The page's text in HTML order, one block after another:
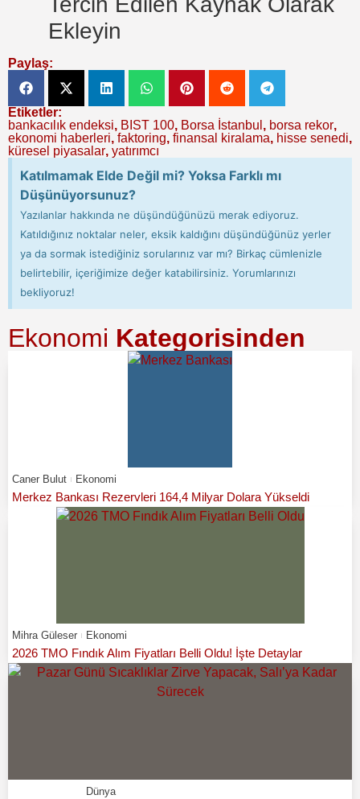
Ekleyin
Paylaş:
Etiketler:
bankacılık endeksi, BIST 100, Borsa İstanbul , borsa rekor,
ekonomi haberleri, faktoring, finansal kiralama, hisse senedi,
küresel piyasalar, yatırımcı
Katılmamak Elde Değil mi? Yoksa Farklı mı
Düşünüyorsunuz?
Yazılanlar hakkında ne düşündüğünüzü merak ediyoruz.
Katıldığınız noktalar neler, eksik kaldığını düşündüğünüz yerler
ya da sormak istediğiniz sorularınız var mı? Birkaç cümlenizle
belirtebilir, içeriğimize değer katabilirsiniz. Yorumlarınızı
bekliyoruz!
Ekonomi Kategorisinden
Caner Bulut Ekonomi
Merkez Bankası Rezervleri 164,4 Milyar Dolara Yükseldi
Mihra Güleser Ekonomi
2026 TMO Fındık Alım Fiyatları Belli Oldu! İşte Detaylar
Dünya